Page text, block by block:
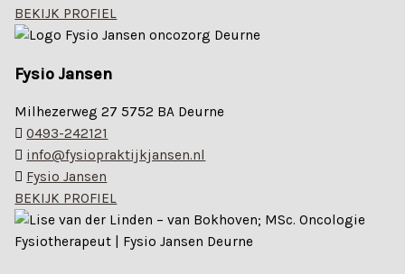
BEKIJK PROFIEL
Fysio Jansen
Milhezerweg 27 5752 BA Deurne
0493-242121
info@fysiopraktijkjansen.nl
Fysio Jansen
BEKIJK PROFIEL